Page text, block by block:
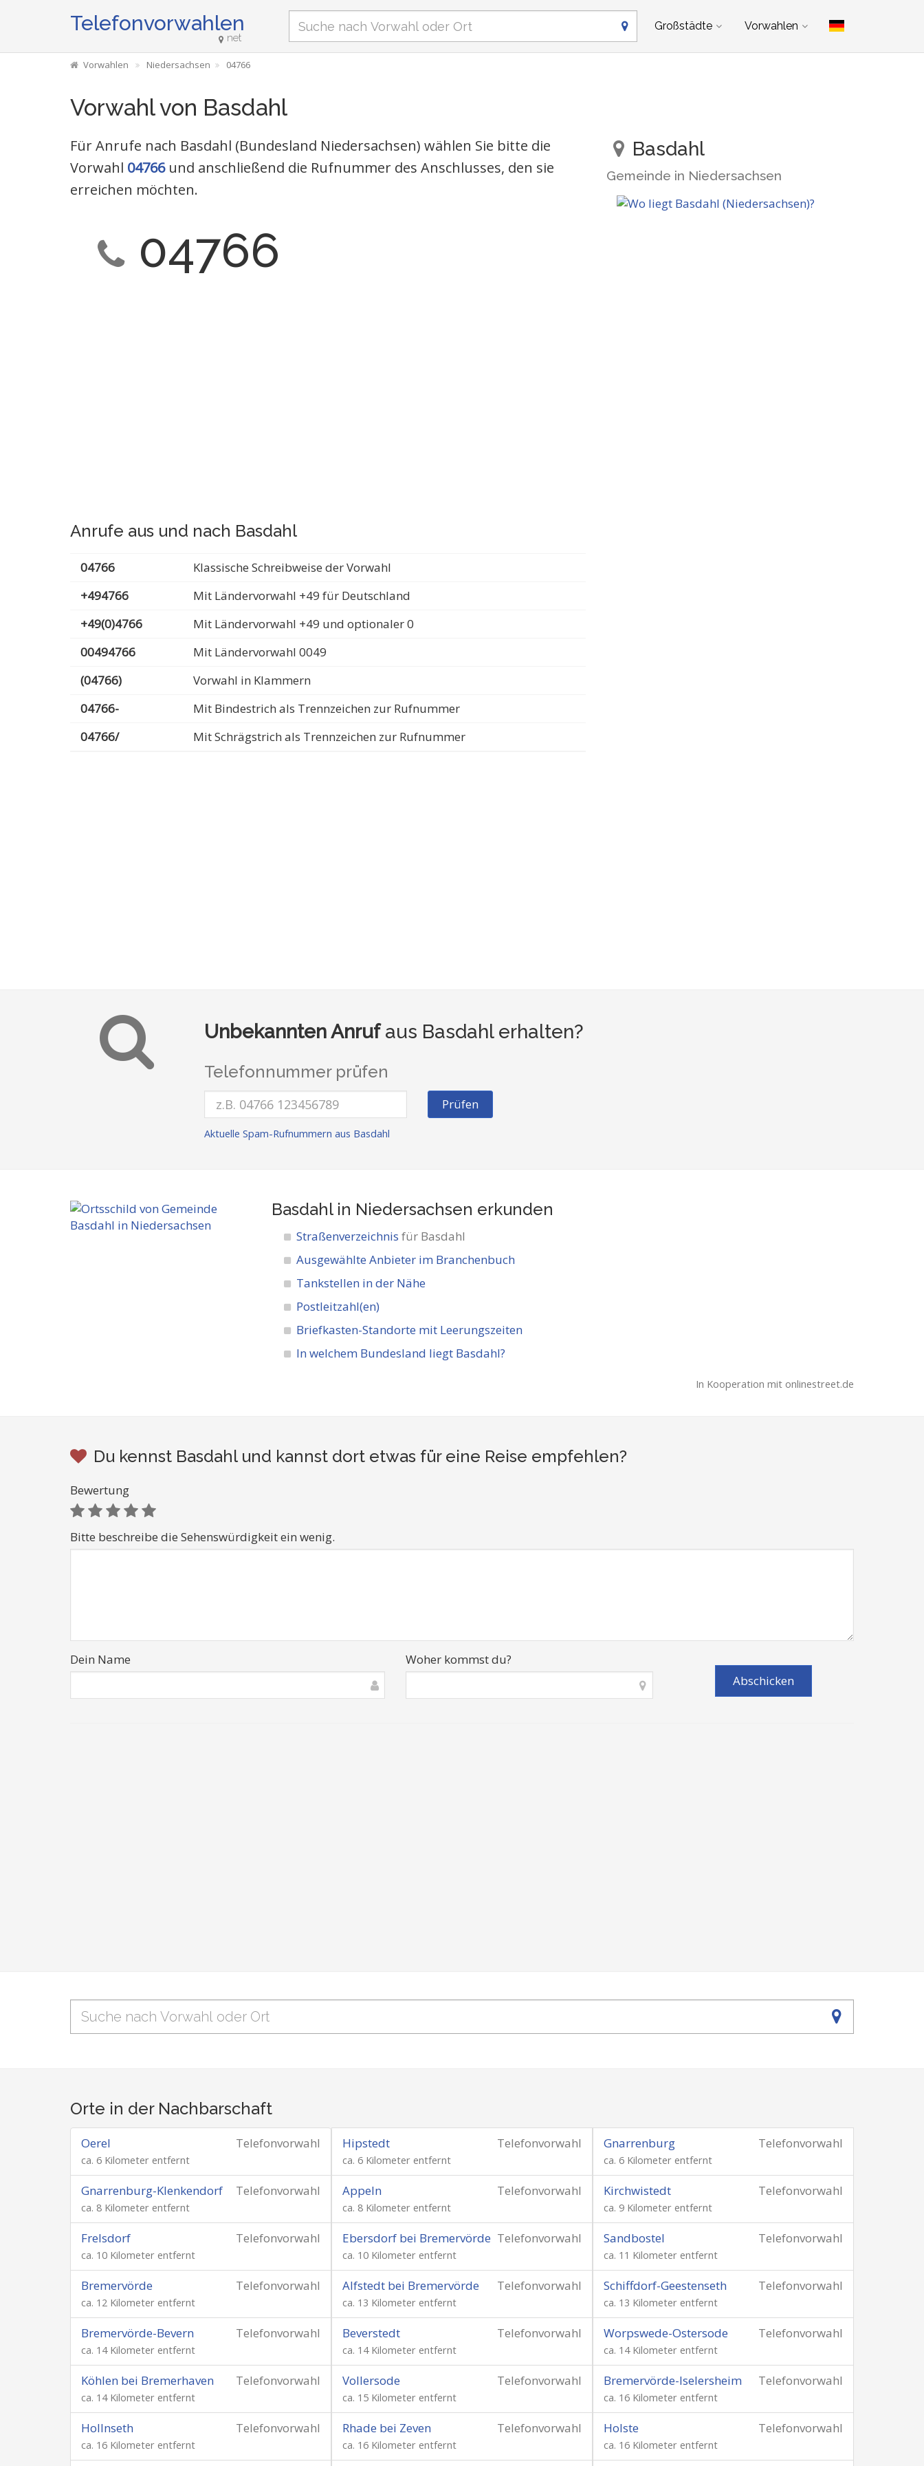
Telefonvorwahlen
net
Großstädte Vorwahlen
Vorwahlen Niedersachsen 04766
Vorwahl von Basdahl
Für Anrufe nach Basdahl (Bundesland Niedersachsen) wählen Sie bitte die
Vorwahl 04766und anschließend die Rufnummer des Anschlusses, den sie
erreichen möchten.
04766
Anrufe aus und nach Basdahl
04766
Klassische Schreibweise der Vorwahl
+494766
Mit Ländervorwahl +49 für Deutschland
+49(0)4766
Mit Ländervorwahl +49 und optionaler 0
00494766
Mit Ländervorwahl 0049
(04766)
Vorwahl in Klammern
04766-
Mit Bindestrich als Trennzeichen zur Rufnummer
04766/
Mit Schrägstrich als Trennzeichen zur Rufnummer
Basdahl
Gemeinde in Niedersachsen
Unbekannten Anrufaus Basdahl erhalten?
Telefonnummer prüfen
Prüfen
Aktuelle Spam-Rufnummern aus Basdahl
Basdahl in Niedersachsen erkunden
Straßenverzeichnis für Basdahl
Ausgewählte Anbieter im Branchenbuch
Tankstellen in der Nähe
Postleitzahl(en)
Briefkasten-Standorte mit Leerungszeiten
In welchem Bundesland liegt Basdahl?
In Kooperation mit onlinestreet.de
Du kennst Basdahl und kannst dort etwas für eine Reise empfehlen?
Bewertung
Bitte beschreibe die Sehenswürdigkeit ein wenig.
Dein Name Woher kommst du?
Orte in der Nachbarschaft
Telefonvorwahl
Oerel
ca. 6 Kilometer entfernt
Telefonvorwahl
Hipstedt
ca. 6 Kilometer entfernt
Telefonvorwahl
Gnarrenburg
ca. 6 Kilometer entfernt
Telefonvorwahl
Gnarrenburg-Klenkendorf
ca. 8 Kilometer entfernt
Telefonvorwahl
Appeln
ca. 8 Kilometer entfernt
Telefonvorwahl
Kirchwistedt
ca. 9 Kilometer entfernt
Telefonvorwahl
Frelsdorf
ca. 10 Kilometer entfernt
Telefonvorwahl
Ebersdorf bei Bremervörde
ca. 10 Kilometer entfernt
Telefonvorwahl
Sandbostel
ca. 11 Kilometer entfernt
Telefonvorwahl
Bremervörde
ca. 12 Kilometer entfernt
Telefonvorwahl
Alfstedt bei Bremervörde
ca. 13 Kilometer entfernt
Telefonvorwahl
Schiffdorf-Geestenseth
ca. 13 Kilometer entfernt
Telefonvorwahl
Bremervörde-Bevern
ca. 14 Kilometer entfernt
Telefonvorwahl
Beverstedt
ca. 14 Kilometer entfernt
Telefonvorwahl
Worpswede-Ostersode
ca. 14 Kilometer entfernt
Telefonvorwahl
Köhlen bei Bremerhaven
ca. 14 Kilometer entfernt
Telefonvorwahl
Vollersode
ca. 15 Kilometer entfernt
Telefonvorwahl
Bremervörde-Iselersheim
ca. 16 Kilometer entfernt
Telefonvorwahl
Hollnseth
ca. 16 Kilometer entfernt
Telefonvorwahl
Rhade bei Zeven
ca. 16 Kilometer entfernt
Telefonvorwahl
Holste
ca. 16 Kilometer entfernt